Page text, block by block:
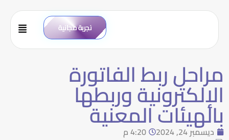
تجربة مجانية
مراحل ربط الفاتورة
الإلكترونية وربطها
بالهيئات المعنية
ديسمبر 24, 2024
4:20 م